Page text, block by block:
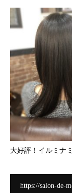
大好評！イルミナ
https://salon-de-